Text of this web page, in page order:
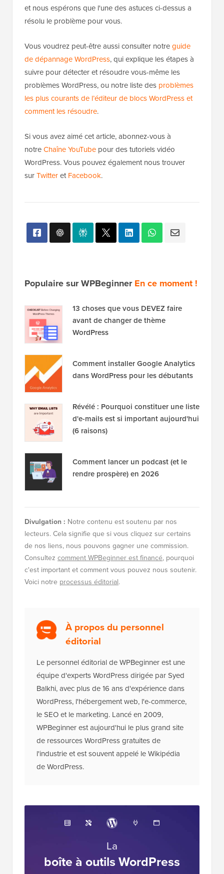
et nous espérons que l'une des astuces ci-dessus a
résolu le problème pour vous.
Vous voudrez peut-être aussi consulter notreguide
de dépannage WordPress, qui explique les étapes à
suivre pour détecter et résoudre vous-même les
problèmes WordPress, ou notre liste des problèmes
les plus courants de l’éditeur de blocs WordPress et
comment les résoudre.
Si vous avez aimé cet article, abonnez-vous à
notreChaîne YouTube pour des tutoriels vidéo
WordPress. Vous pouvez également nous trouver
surTwitteretFacebook.
Populaire sur WPBeginnerEn ce moment !
13 choses que vous DEVEZ faire
avant de changer de thème
WordPress
Comment installer Google Analytics
dans WordPress pour les débutants
Révélé : Pourquoi constituer une liste
d'e-mails est si important aujourd'hui
(6 raisons)
Comment lancer un podcast (et le
rendre prospère) en 2026
Divulgation : Notre contenu est soutenu par nos
lecteurs. Cela signifie que si vous cliquez sur certains
de nos liens, nous pouvons gagner une commission.
Consultez comment WPBeginner est financé, pourquoi
c'est important et comment vous pouvez nous soutenir.
Voici notre processus éditorial.
À propos du personnel
éditorial
Le personnel éditorial de WPBeginner est une
équipe d'experts WordPress dirigée par Syed
Balkhi, avec plus de 16 ans d'expérience dans
WordPress, l'hébergement web, l'e-commerce,
le SEO et le marketing. Lancé en 2009,
WPBeginner est aujourd'hui le plus grand site
de ressources WordPress gratuites de
l'industrie et est souvent appelé le Wikipédia
de WordPress.
La
boîte à outils WordPress